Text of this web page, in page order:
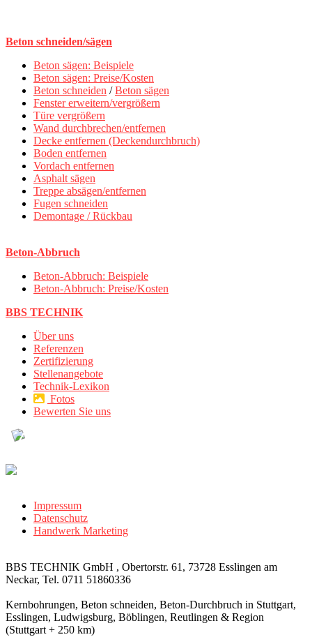
Beton schneiden/sägen
Beton sägen: Beispiele
Beton sägen: Preise/Kosten
Beton schneiden /Beton sägen
Fenster erweitern/vergrößern
Türe vergrößern
Wand durchbrechen/entfernen
Decke entfernen (Deckendurchbruch)
Boden entfernen
Vordach entfernen
Asphalt sägen
Treppe absägen/entfernen
Fugen schneiden
Demontage / Rückbau
Beton-Abbruch
Beton-Abbruch: Beispiele
Beton-Abbruch: Preise/Kosten
BBS TECHNIK
Über uns
Referenzen
Zertifizierung
Stellenangebote
Technik-Lexikon
Fotos
Bewerten Sie uns
Impressum
Datenschutz
Handwerk Marketing
BBS TECHNIK GmbH , Obertorstr. 61, 73728 Esslingen am
Neckar, Tel. 0711 51860336
Kernbohrungen, Beton schneiden, Beton-Durchbruch in Stuttgart,
Esslingen, Ludwigsburg, Böblingen, Reutlingen & Region
(Stuttgart + 250 km)